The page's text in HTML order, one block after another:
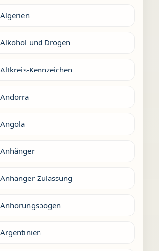
Algerien
Alkohol und Drogen
Altkreis-Kennzeichen
Andorra
Angola
Anhänger
Anhänger-Zulassung
Anhörungsbogen
Argentinien